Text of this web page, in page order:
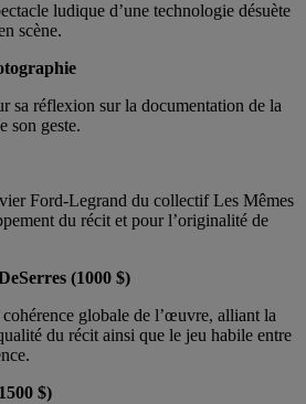
ludique d’une technologie désuète
scène.
sa réflexion sur la documentation de la
son geste.
Ford-Legrand du collectif Les Mêmes
du récit et pour l’originalité de
(1000 $)
globale de l’œuvre, alliant la
du récit ainsi que le jeu habile entre
$)